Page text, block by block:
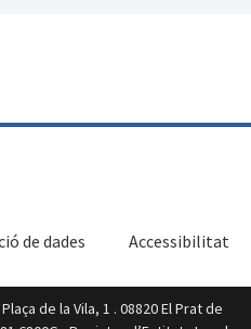
Accessibilitat
de dades
de la Vila, 1 . 08820 El Prat de